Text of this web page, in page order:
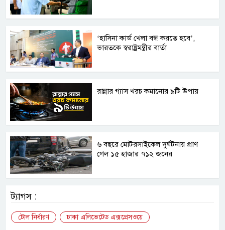
‘হাসিনা কার্ড খেলা বন্ধ করতে হবে’,
ভারতকে স্বরাষ্ট্রমন্ত্রীর বার্তা
রান্নার গ্যাস খরচ কমানোর ৯টি উপায়
৬ বছরে মোটরসাইকেল দুর্ঘটনায় প্রাণ
গেল ১৫ হাজার ৭১২ জনের
ট্যাগস :
টোল নির্ধারণ ঢাকা এলিভেটেড এক্সপ্রেসওয়ে